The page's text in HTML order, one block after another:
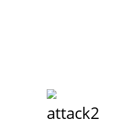
attack2